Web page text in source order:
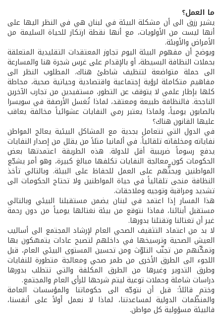
ما العمل؟
يشير رزق الى أن مشكلة البيئة في لبنان هي في النظر اليها على
أنها ليست من الأولويات، مع أنها نقطة ارتكاز للحياة السليمة من
الأمراض والأوبئة.
ويوضح أن مفهوم البيئة اليوم تجاوز المعتقدات التقليدية المتعلقة
بحملات النظافة البسيطة، أو بالإقدام على غرس شجرة هنا والمسارعة
الى حملة متواضعة لتنظيف شاطئ هناك. المطلوب النظر الى
مفاهيم متكاملة لرؤية إجتماعية واقتصادية وحياتية صحية، محاطة
كلها بإطار علمي لا يتوقف عن التطور، مستفيدين من تجارب الآخرين
الناجحة. فالنظافة طبيعة ومعتقد، لماذا تُغسل الأرصفة في سويسرا
بالصابون يومياً، ولماذا يعتبر رمي النفايات عشوائياً مخالفة يعاقب
عليها القانون هناك؟
في الدول التي تتعامل بجدية مع المشاكل البيئية يعالج المواطن
نفاياته ومخلفاته تلقائياً. في ألمانيا مثلاً من يقلل من إصدار النفايات
يدفع رسوماً ضريبية أقل للدولة. هذه الطريقة اعتمدتها بعض
الحكومات كون معالجة النفايات تكلفها مبالغ كبيرة، وهو أمر يشجّع
المواطنين ويحثّّهم على العمل للحفاظ على البيئة. وبالتالي تأخذ
النظافة منحى تلقائياً في حياة المواطنين ولا تحتاج الحكومات الى
تشديد ومراقبة وتوجيه وملاحقات.
هذا المسار إذا اعتمد في لبنان يضمن مستقبلنا البيئي وبالتالي
مستقبل أبنائنا، فماذا نتوقع من بيئة نغتالها يومياً من دون رحمة
غير أن تغتالنا وتقتلنا بدورها.
لا بد من اعتماد التثقيف الصحي العام لإرشاد المجتمع الى أساليب
العيش الصحية وترسيخها في داخلهم لتصبح عادات يتمسّكون بها
وتمكّنهم من تجنّب التلوّث ومن تحسين المستوى البيئي العام، قبل
اللجوء الى الطرق الأخرى من طمر صحي ومعالجة متطورة للنفايات
وطرق التدوير وغيرها من الطرق المكلفة والتي تتطلب بدورها
دراسات شاملة وحملات توعية ليتم شرحها للرأي العام والمجتمع.
وختم قائلاً: قبل أن نتوجّه الى حكوماتنا والمؤسسات العامة
والمنظّمات الدولية لمساعدتنا، لماذا لا نعمل أولاً على أنفسنا،
فالبيئة مسؤولية كل مواطن.